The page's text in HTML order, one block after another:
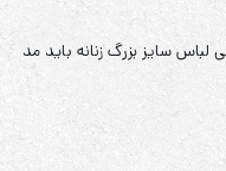
لباس سایز بزرگ زنانه باید مد